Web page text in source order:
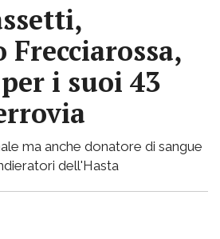
Frecciarossa,
i suoi 43
ma anche donatore di sangue
dell'Hasta